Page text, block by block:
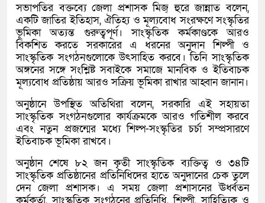
সভাপতির বক্তব্যে জেলা প্রশাসক মিজ্ হুরে জান্নাত বলেন,
একটি জাতির ইতিহাস, ঐতিহ্য ও মূল্যবোধ সংরক্ষণে সংস্কৃতির
ভূমিকা অত্যন্ত গুরুত্বপূর্ণ। সাংস্কৃতিক কর্মকাণ্ডকে আরও
বিকশিত করতে সরকারের এ ধরনের অনুদান শিল্পী ও
সাংস্কৃতিক সংগঠনগুলোকে উৎসাহিত করবে। তিনি সাংস্কৃতিক
অঙ্গনের সঙ্গে সংশ্লিষ্ট সবাইকে সমাজে মানবিক ও ইতিবাচক
মূল্যবোধ প্রতিষ্ঠায় আরও সক্রিয় ভূমিকা রাখার আহ্বান জানান।
অনুষ্ঠানে উপস্থিত অতিথিরা বলেন, সরকারি এই সহায়তা
সাংস্কৃতিক সংগঠনগুলোর কার্যক্রমকে আরও গতিশীল করবে
এবং নতুন প্রজন্মের মধ্যে শিল্প-সংস্কৃতির চর্চা সম্প্রসারণে
ইতিবাচক ভূমিকা রাখবে।
অনুষ্ঠান শেষে ৮২ জন কৃতী সাংস্কৃতিক ব্যক্তিত্ব ও ৩৪টি
সাংস্কৃতিক প্রতিষ্ঠানের প্রতিনিধিদের হাতে অনুদানের চেক তুলে
দেন জেলা প্রশাসক। এ সময় জেলা প্রশাসনের ঊর্ধ্বতন
কর্মকর্তা, সাংস্কৃতিক সংগঠনের প্রতিনিধি, শিল্পী, সাহিত্যিক ও